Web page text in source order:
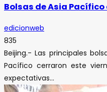
Bolsas de Asia
edicionweb
835
Beijing.- Las principales
Pacífico cerraron este
expectativas...